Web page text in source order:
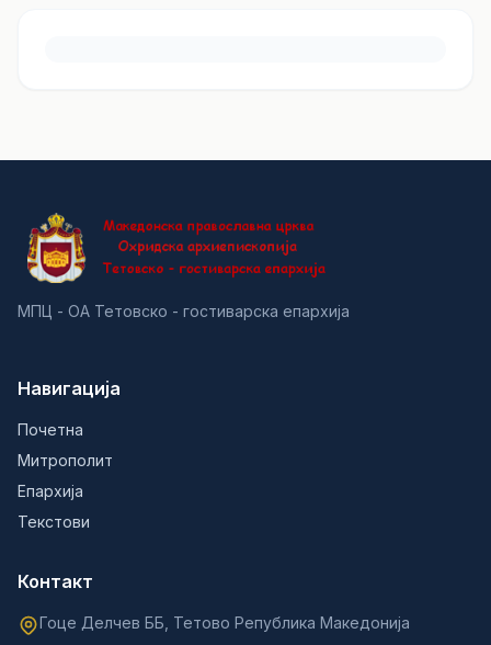
МПЦ - ОА Тетовско - гостиварска епархија
Навигација
Почетна
Митрополит
Епархија
Текстови
Контакт
Гоце Делчев ББ, Тетово Република Македонија